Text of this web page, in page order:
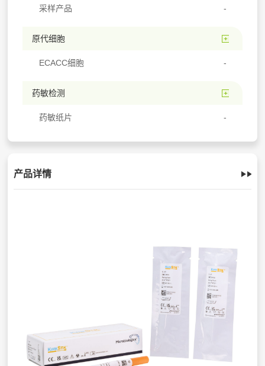
采样产品
原代细胞
ECACC细胞
药敏检测
药敏纸片
产品详情